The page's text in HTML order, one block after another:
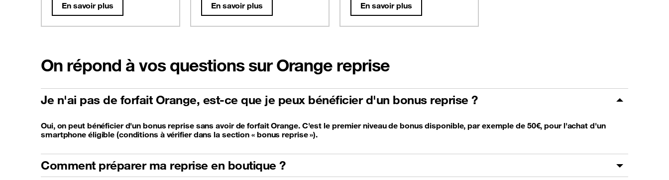
En savoir plus En savoir plus En savoir plus
On répond à vos questions sur Orange reprise
Je n'ai pas de forfait Orange, est-ce que je peux bénéficier d'un bonus reprise ?
Oui, on peut bénéficier d'un bonus reprise sans avoir de forfait Orange. C'est le premier niveau de bonus disponible, par exemple de 50€, pour l'achat d'un
smartphone éligible (conditions à vérifier dans la section « bonus reprise »).
Comment préparer ma reprise en boutique ?